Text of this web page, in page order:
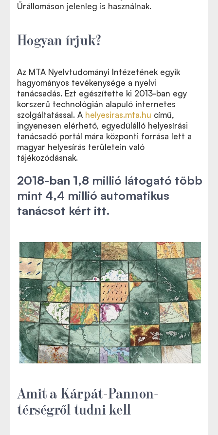
Űrállomáson jelenleg is használnak.
Hogyan írjuk?
Az MTA Nyelvtudományi Intézetének egyik
hagyományos tevékenysége a nyelvi
tanácsadás. Ezt egészítette ki 2013-ban egy
korszerű technológián alapuló internetes
szolgáltatással. A helyesiras.mta.hu című,
ingyenesen elérhető, egyedülálló helyesírási
tanácsadó portál mára központi forrása lett a
magyar helyesírás területein való
tájékozódásnak.
2018-ban 1,8 millió látogató több
mint 4,4 millió automatikus
tanácsot kért itt.
Amit a Kárpát-Pannon-
térségről tudni kell